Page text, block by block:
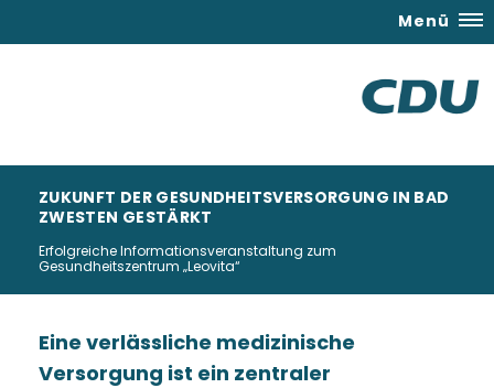
Menü
ZUKUNFT DER GESUNDHEITSVERSORGUNG IN BAD
ZWESTEN GESTÄRKT
Erfolgreiche Informationsveranstaltung zum
Gesundheitszentrum „Leovita“
Eine verlässliche medizinische
Versorgung ist ein zentraler